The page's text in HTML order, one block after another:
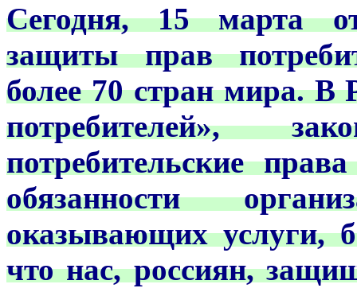
Сегодня, 15 марта
защиты прав
более 70 стран мира. В
потребителей»,
потребительские
обязанности
оказывающих услуги,
что нас, россиян,